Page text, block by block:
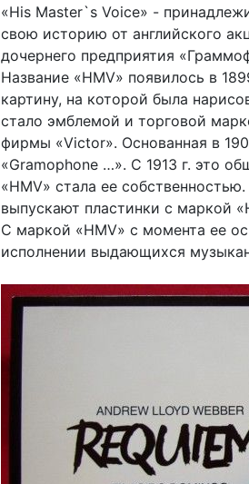
«His Master`s Voice» -
свою историю от английского
дочернего предприятия
Название «HMV» появилось в
картину, на которой была
стало эмблемой и торговой
фирмы «Victor». Основанная в
«Gramophone …». С 1913 г. это
«HMV» стала ее
выпускают пластинки с маркой
С маркой «HMV» с момента ее
исполнении выдающихся